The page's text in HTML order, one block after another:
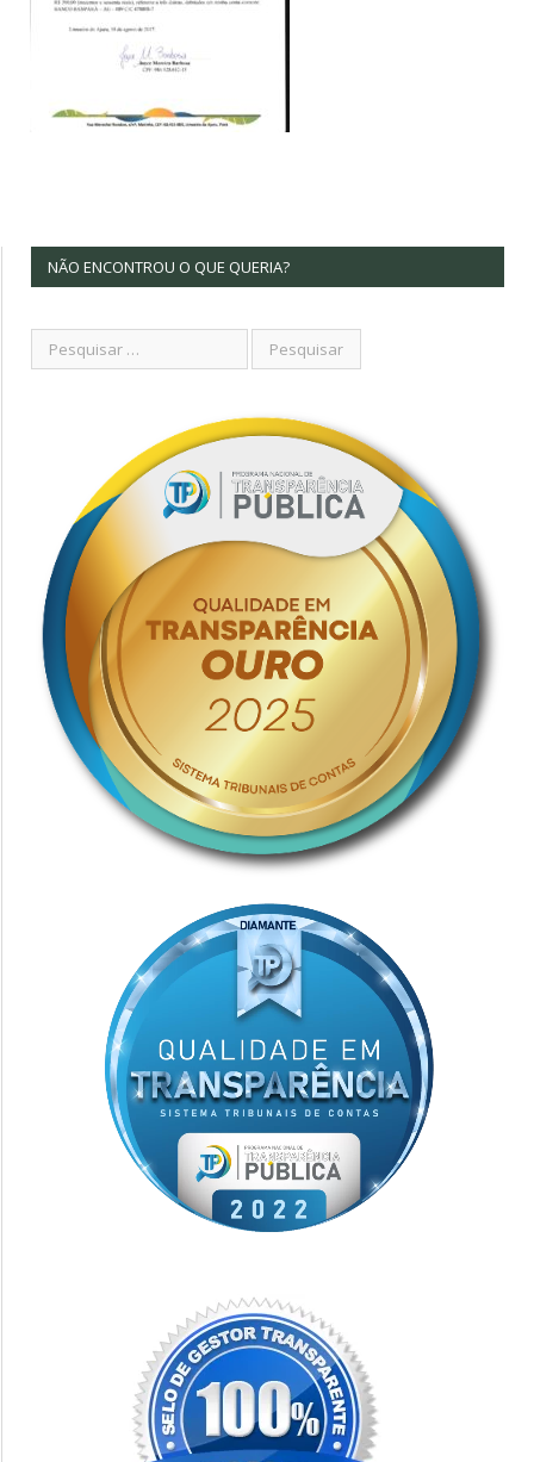
NÃO ENCONTROU O QUE QUERIA?